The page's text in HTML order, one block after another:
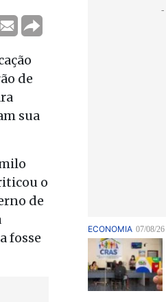
de
sua
o
de
fosse